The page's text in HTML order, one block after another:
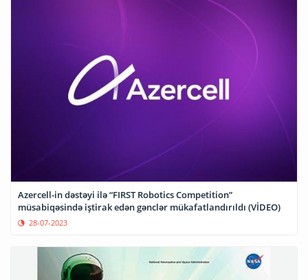
Azercell-in dəstəyi ilə “FIRST Robotics Competition”
müsabiqəsində iştirak edən gənclər mükafatlandırıldı (VİDEO)
28-07-2023